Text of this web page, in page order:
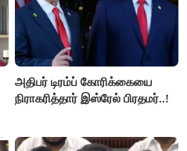
அதிபர் டிரம்ப் கோரிக்கையை
நிராகரித்தார் இஸ்ரேல் பிரதமர்..!